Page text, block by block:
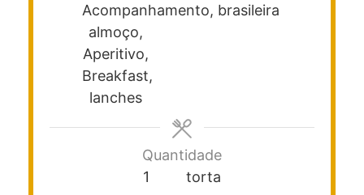
Acompanhamento,
almoço,
Aperitivo,
Breakfast,
lanches
brasileira
Quantidade
1
torta